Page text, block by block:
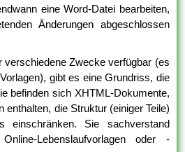
eine Word-Datei bearbeiten,
Änderungen abgeschlossen
verschiedene Zwecke verfügbar (es
gibt es eine Grundriss, die
befinden sich XHTML-Dokumente,
enthalten, die Struktur (einiger Teile)
einschränken. Sie sachverstand
Lebenslaufvorlagen oder -